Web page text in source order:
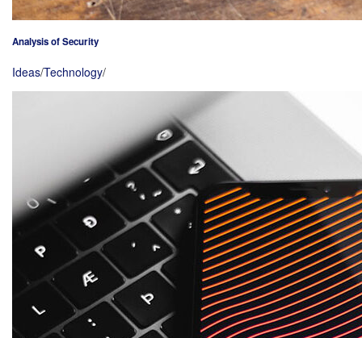
Analysis of Security
Ideas/Technology/